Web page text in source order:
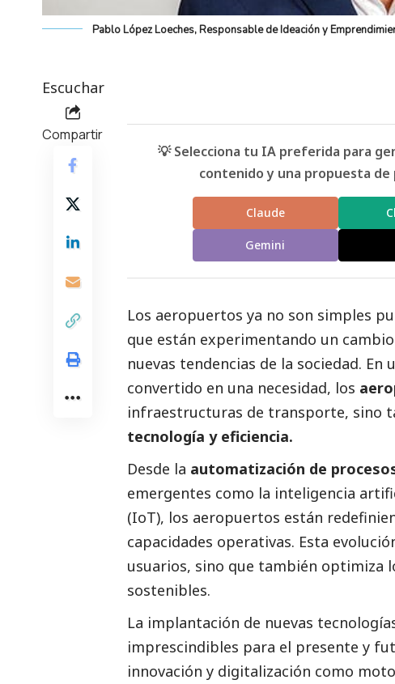
Pablo López Loeches, Responsable de Ideación y
Escuchar
Compartir
💡 Selecciona tu IA preferida para
contenido y una propuesta de
Claude
Gemini
Los aeropuertos ya no son simples
que están experimentando un
nuevas tendencias de la sociedad.
convertido en una necesidad, los
infraestructuras de transporte, sino
tecnología y eficiencia.
Desde la automatización de
emergentes como la inteligencia
(IoT), los aeropuertos están
capacidades operativas. Esta
usuarios, sino que también optimiza
sostenibles.
La implantación de nuevas
imprescindibles para el presente y
innovación y digitalización como